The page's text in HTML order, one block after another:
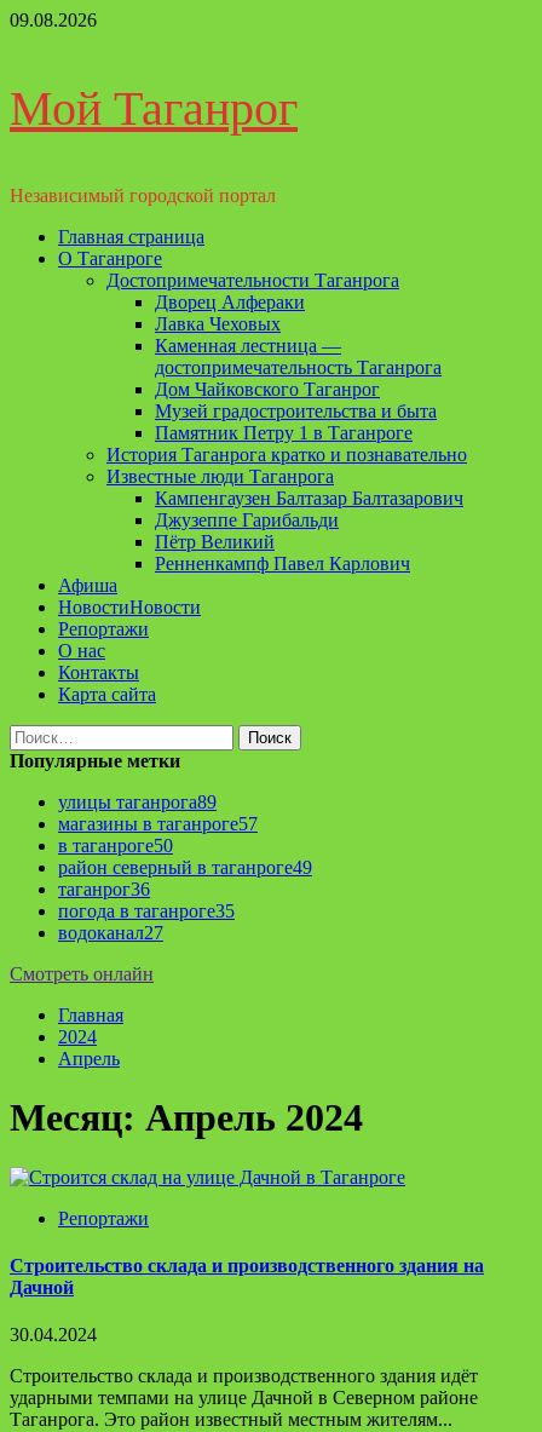
Перейти
09.08.2026
Мой Таганрог
Независимый городской портал
Основное
меню
Главная страница
О Таганроге
Достопримечательности Таганрога
Дворец Алфераки
Лавка Чеховых
Каменная лестница —
достопримечательность Таганрога
Дом Чайковского Таганрог
Музей градостроительства и быта
Памятник Петру 1 в Таганроге
История Таганрога кратко и познавательно
Известные люди Таганрога
Кампенгаузен Балтазар Балтазарович
Джузеппе Гарибальди
Пётр Великий
Ренненкампф Павел Карлович
Афиша
НовостиНовости
Репортажи
О нас
Контакты
Карта сайта
Найти:
Популярные метки
улицы таганрога89
магазины в таганроге57
в таганроге50
район северный в таганроге49
таганрог36
погода в таганроге35
водоканал27
Смотреть онлайн
Главная
2024
Апрель
Месяц: Апрель 2024
Репортажи
Строительство склада и производственного здания на
Дачной
30.04.2024
Строительство склада и производственного здания идёт
ударными темпами на улице Дачной в Северном районе
Таганрога. Это район известный местным жителям...